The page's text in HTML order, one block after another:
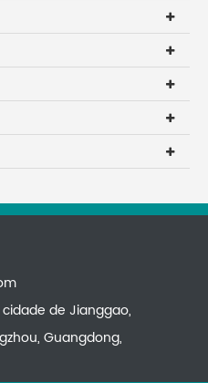
cidade de Jianggao,
Guangdong,